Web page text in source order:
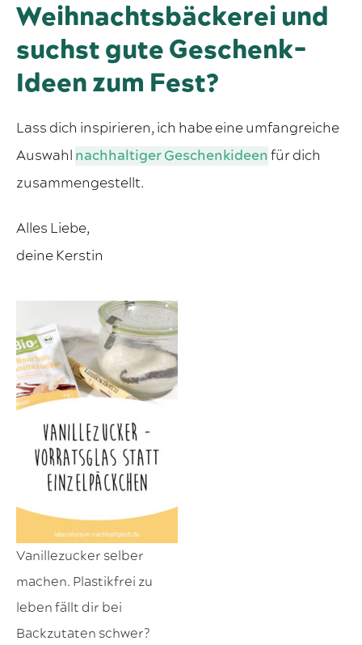
Weihnachtsbäckerei und
suchst gute Geschenk-
Ideen zum Fest?
Lass dich inspirieren, ich habe eine umfangreiche
Auswahl nachhaltiger Geschenkideenfür dich
zusammengestellt.
Alles Liebe,
deine Kerstin
Vanillezucker selber
machen. Plastikfrei zu
leben fällt dir bei
Backzutaten schwer?